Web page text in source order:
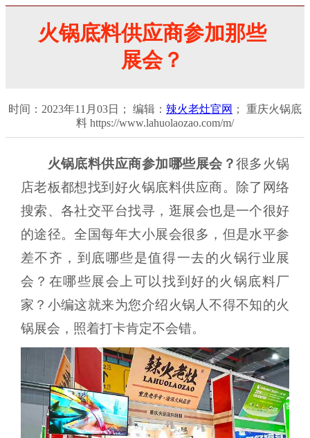
火锅底料供应商参加那些
展会？
时间：2023年11月03日； 编辑： 辣火老灶官网 ； 重庆火锅底
料 https://www.lahuolaozao.com/m/
火锅底料供应商参加哪些展会？很多火锅
店老板都想找到好火锅底料供应商。除了网络
搜索、各社交平台找寻，逛展会也是一个很好
的途径。全国每年大小展会很多，但是水平参
差不齐，到底哪些是值得一去的火锅行业展
会？在哪些展会上可以找到好的火锅底料厂
家？小编这就来为您介绍火锅人不得不知的火
锅展会，照着打卡肯定不会错。